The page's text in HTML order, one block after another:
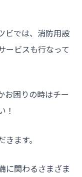
ビでは、消防用設
ービスも行なって
お困りの時はチー
！
ます。
に関わるさまざま